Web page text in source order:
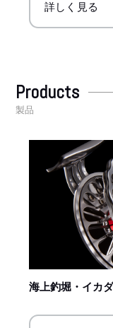
詳しく見る
Products
製品
海上釣堀・イカ